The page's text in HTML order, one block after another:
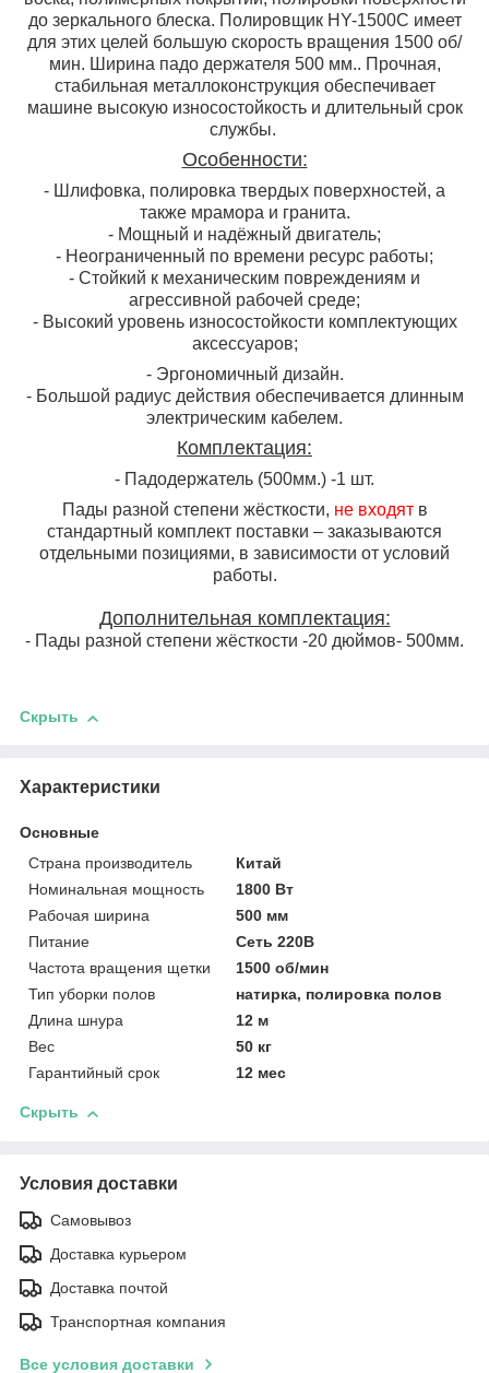
до зеркального блеска. Полировщик HY-1500C имеет
для этих целей большую скорость вращения 1500 об/
мин. Ширина падо держателя 500 мм.. Прочная,
стабильная металлоконструкция обеспечивает
машине высокую износостойкость и длительный срок
службы.
Особенности:
- Шлифовка, полировка твердых поверхностей, а
также мрамора и гранита.
- Мощный и надёжный двигатель;
- Неограниченный по времени ресурс работы;
- Стойкий к механическим повреждениям и
агрессивной рабочей среде;
- Высокий уровень износостойкости комплектующих
аксессуаров;
- Эргономичный дизайн.
- Большой радиус действия обеспечивается длинным
электрическим кабелем.
Комплектация:
- Падодержатель (500мм.) -1 шт.
Пады разной степени жёсткости, не входятв
стандартный комплект поставки – заказываются
отдельными позициями, в зависимости от условий
работы.
Дополнительная комплектация:
- Пады разной степени жёсткости -20 дюймов- 500мм.
Скрыть
Характеристики
Основные
Страна производитель
Китай
Номинальная мощность
1800 Вт
Рабочая ширина
500 мм
Питание
Сеть 220В
Частота вращения щетки
1500 об/мин
Тип уборки полов
натирка, полировка полов
Длина шнура
12 м
Вес
50 кг
Гарантийный срок
12 мес
Скрыть
Условия доставки
Самовывоз
Доставка курьером
Доставка почтой
Транспортная компания
Все условия доставки